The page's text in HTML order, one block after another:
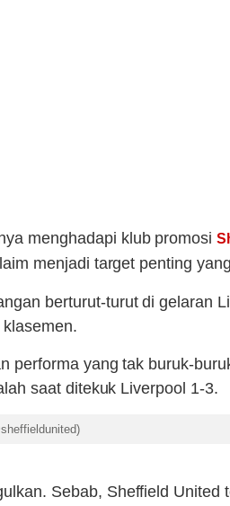
menghadapi klub promosi
menjadi target penting
berturut-turut di gelaran
performa yang tak buruk-
saat ditekuk Liverpool 1-3.
Sebab, Sheffield